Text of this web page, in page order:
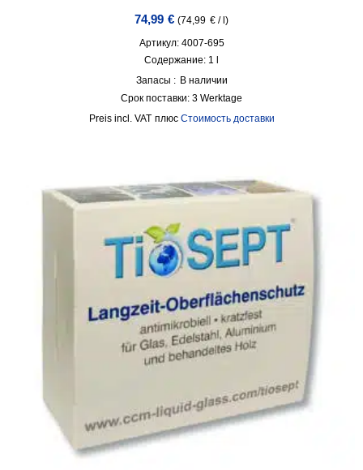
74,99 € (74,99 € /l)
Артикул: 4007-695
Содержание: 1
Запасы : В наличии
Срок поставки: 3 Werktage
incl. VAT плюс Стоимость доставки